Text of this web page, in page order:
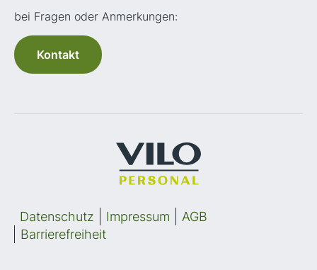
bei Fragen oder Anmerkungen:
Kontakt
Datenschutz Impressum
AGB
Barrierefreiheit